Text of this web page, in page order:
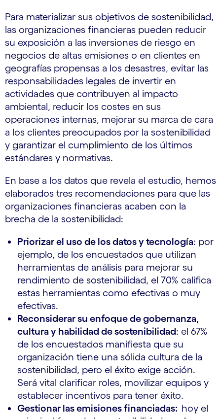
Para materializar sus objetivos de sostenibilidad,
las organizaciones financieras pueden reducir
su exposición a las inversiones de riesgo en
negocios de altas emisiones o en clientes en
geografías propensas a los desastres, evitar las
responsabilidades legales de invertir en
actividades que contribuyen al impacto
ambiental, reducir los costes en sus
operaciones internas, mejorar su marca de cara
a los clientes preocupados por la sostenibilidad
y garantizar el cumplimiento de los últimos
estándares y normativas.
En base a los datos que revela el estudio, hemos
elaborados tres recomendaciones para que las
organizaciones financieras acaben con la
brecha de la sostenibilidad:
Priorizar el uso de los datos y tecnología: por
ejemplo, de los encuestados que utilizan
herramientas de análisis para mejorar su
rendimiento de sostenibilidad, el 70% califica
estas herramientas como efectivas o muy
efectivas.
Reconsiderar su enfoque de gobernanza,
cultura y habilidad de sostenibilidad: el 67%
de los encuestados manifiesta que su
organización tiene una sólida cultura de la
sostenibilidad, pero el éxito exige acción.
Será vital clarificar roles, movilizar equipos y
establecer incentivos para tener éxito.
Gestionar las emisiones financiadas: hoy el